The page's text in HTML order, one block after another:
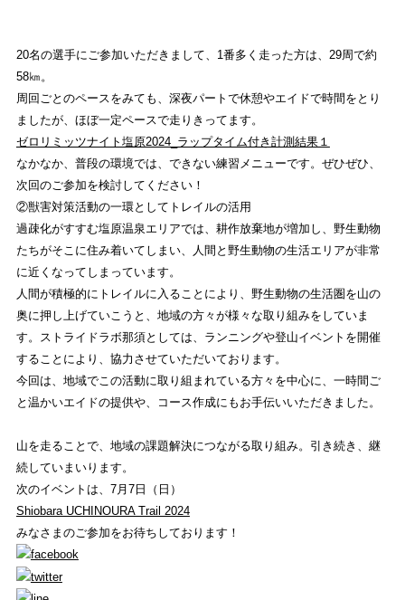
REVIEW
ストライトラボ那須店独自の商品レビュー
STAFFBLOG
ストライトラボ那須店の スタッフブログ
SHOP INFORMATION
ストライトラボ那須店 店舗情報
20名の選手にご参加いただきまして、1番多く走った方は、29周で約
58㎞。
周回ごとのペースをみても、深夜パートで休憩やエイドで時間をとり
ましたが、ほぼ一定ペースで走りきってます。
ゼロリミッツナイト塩原2024_ラップタイム付き計測結果１
なかなか、普段の環境では、できない練習メニューです。ぜひぜひ、
次回のご参加を検討してください！
②獣害対策活動の一環としてトレイルの活用
過疎化がすすむ塩原温泉エリアでは、耕作放棄地が増加し、野生動物
たちがそこに住み着いてしまい、人間と野生動物の生活エリアが非常
に近くなってしまっています。
人間が積極的にトレイルに入ることにより、野生動物の生活圏を山の
奥に押し上げていこうと、地域の方々が様々な取り組みをしていま
す。ストライドラボ那須としては、ランニングや登山イベントを開催
することにより、協力させていただいております。
今回は、地域でこの活動に取り組まれている方々を中心に、一時間ご
と温かいエイドの提供や、コース作成にもお手伝いいただきました。
山を走ることで、地域の課題解決につながる取り組み。引き続き、継
続していまいります。
次のイベントは、7月7日（日）
Shiobara UCHINOURA Trail 2024
みなさまのご参加をお待ちしております！